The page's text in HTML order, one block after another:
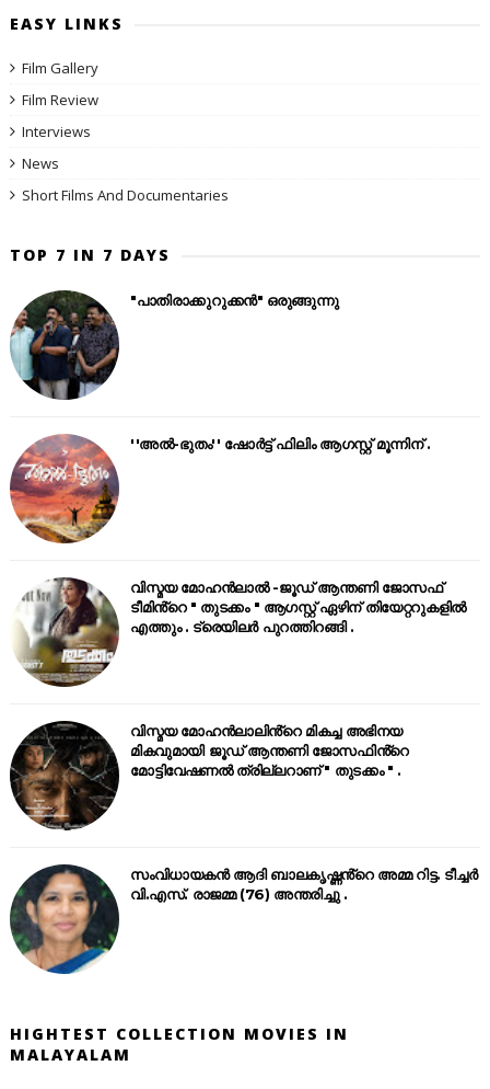
EASY LINKS
Film Gallery
Film Review
Interviews
News
Short Films And Documentaries
TOP 7 IN 7 DAYS
"പാതിരാക്കുറുക്കൻ" ഒരുങ്ങുന്നു
''അൽ-ഭുതം'' ഷോർട്ട് ഫിലിം ആഗസ്റ്റ് മൂന്നിന് .
വിസ്മയ മോഹൻലാൽ -ജൂഡ് ആന്തണി ജോസഫ്
ടീമിൻ്റെ " തുടക്കം " ആഗസ്റ്റ് ഏഴിന് തിയേറ്ററുകളിൽ
എത്തും . ട്രെയിലർ പുറത്തിറങ്ങി .
വിസ്മയ മോഹൻലാലിൻ്റെ മികച്ച അഭിനയ
മികവുമായി ജൂഡ് ആന്തണി ജോസഫിൻ്റെ
മോട്ടിവേഷണൽ ത്രില്ലറാണ് " തുടക്കം " .
സംവിധായകൻ ആദി ബാലകൃഷ്ണൻ്റെ അമ്മ റിട്ട. ടീച്ചർ
വി.എസ്. രാജമ്മ (76) അന്തരിച്ചു .
HIGHTEST COLLECTION MOVIES IN
MALAYALAM